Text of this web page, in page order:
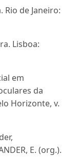
Rio de Janeiro:
Lisboa:
em
da
Horizonte, v.
E. (org.).